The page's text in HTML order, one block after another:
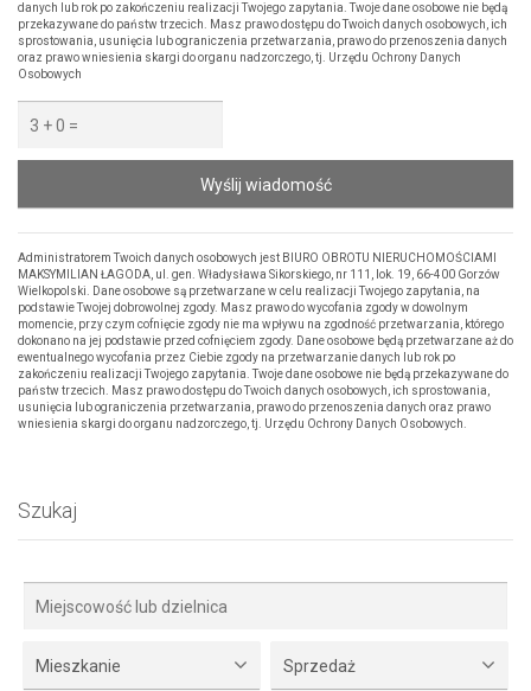
danych lub rok po zakończeniu realizacji Twojego zapytania. Twoje dane osobowe nie będą
przekazywane do państw trzecich. Masz prawo dostępu do Twoich danych osobowych, ich
sprostowania, usunięcia lub ograniczenia przetwarzania, prawo do przenoszenia danych
oraz prawo wniesienia skargi do organu nadzorczego, tj. Urzędu Ochrony Danych
Osobowych
Wyślij wiadomość
Administratorem Twoich danych osobowych jest BIURO OBROTU NIERUCHOMOŚCIAMI
MAKSYMILIAN ŁAGODA, ul. gen. Władysława Sikorskiego, nr 111, lok. 19, 66-400 Gorzów
Wielkopolski. Dane osobowe są przetwarzane w celu realizacji Twojego zapytania, na
podstawie Twojej dobrowolnej zgody. Masz prawo do wycofania zgody w dowolnym
momencie, przy czym cofnięcie zgody nie ma wpływu na zgodność przetwarzania, którego
dokonano na jej podstawie przed cofnięciem zgody. Dane osobowe będą przetwarzane aż do
ewentualnego wycofania przez Ciebie zgody na przetwarzanie danych lub rok po
zakończeniu realizacji Twojego zapytania. Twoje dane osobowe nie będą przekazywane do
państw trzecich. Masz prawo dostępu do Twoich danych osobowych, ich sprostowania,
usunięcia lub ograniczenia przetwarzania, prawo do przenoszenia danych oraz prawo
wniesienia skargi do organu nadzorczego, tj. Urzędu Ochrony Danych Osobowych.
Szukaj
Mieszkanie Sprzedaż